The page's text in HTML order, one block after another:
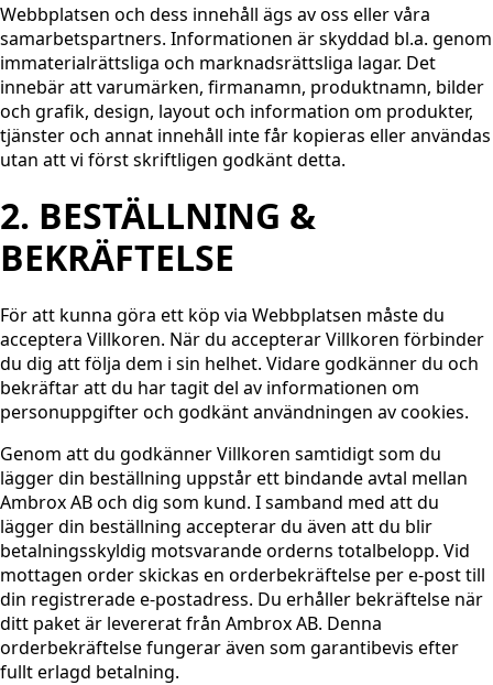
Webbplatsen och dess innehåll ägs av oss eller våra
samarbetspartners. Informationen är skyddad bl.a. genom
immaterialrättsliga och marknadsrättsliga lagar. Det
innebär att varumärken, firmanamn, produktnamn, bilder
och grafik, design, layout och information om produkter,
tjänster och annat innehåll inte får kopieras eller användas
utan att vi först skriftligen godkänt detta.
2. BESTÄLLNING &
BEKRÄFTELSE
För att kunna göra ett köp via Webbplatsen måste du
acceptera Villkoren. När du accepterar Villkoren förbinder
du dig att följa dem i sin helhet. Vidare godkänner du och
bekräftar att du har tagit del av informationen om
personuppgifter och godkänt användningen av cookies.
Genom att du godkänner Villkoren samtidigt som du
lägger din beställning uppstår ett bindande avtal mellan
Ambrox AB och dig som kund. I samband med att du
lägger din beställning accepterar du även att du blir
betalningsskyldig motsvarande orderns totalbelopp. Vid
mottagen order skickas en orderbekräftelse per e-post till
din registrerade e-postadress. Du erhåller bekräftelse när
ditt paket är levererat från Ambrox AB. Denna
orderbekräftelse fungerar även som garantibevis efter
fullt erlagd betalning.